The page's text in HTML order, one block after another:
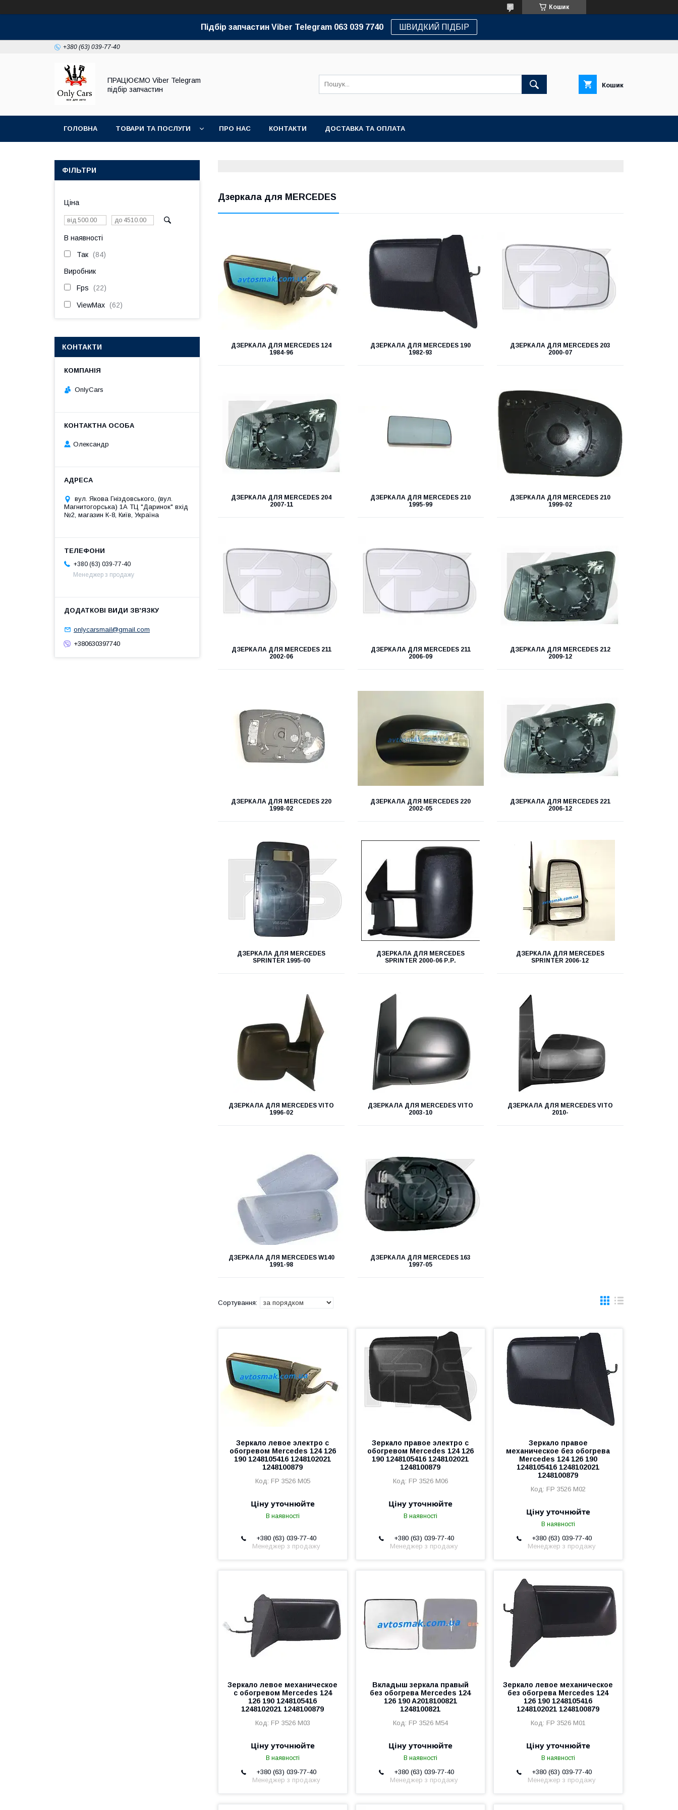
Кошик
Підбір запчастин Viber Telegram 063 039 7740 ШВИДКИЙ ПІДБІР
+380 (63) 039-77-40
ПРАЦЮЄМО Viber Telegram
підбір запчастин
Кошик
ГОЛОВНА ТОВАРИ ТА ПОСЛУГИ ПРО НАС КОНТАКТИ ДОСТАВКА ТА ОПЛАТА
Дзеркала для MERCEDES
ДЗЕРКАЛА ДЛЯ MERCEDES 124
1984-96
ДЗЕРКАЛА ДЛЯ MERCEDES 190
1982-93
ДЗЕРКАЛА ДЛЯ MERCEDES 203
2000-07
ДЗЕРКАЛА ДЛЯ MERCEDES 204
2007-11
ДЗЕРКАЛА ДЛЯ MERCEDES 210
1995-99
ДЗЕРКАЛА ДЛЯ MERCEDES 210
1999-02
ДЗЕРКАЛА ДЛЯ MERCEDES 211
2002-06
ДЗЕРКАЛА ДЛЯ MERCEDES 211
2006-09
ДЗЕРКАЛА ДЛЯ MERCEDES 212
2009-12
ДЗЕРКАЛА ДЛЯ MERCEDES 220
1998-02
ДЗЕРКАЛА ДЛЯ MERCEDES 220
2002-05
ДЗЕРКАЛА ДЛЯ MERCEDES 221
2006-12
ДЗЕРКАЛА ДЛЯ MERCEDES
SPRINTER 1995-00
ДЗЕРКАЛА ДЛЯ MERCEDES
SPRINTER 2000-06 Р.Р.
ДЗЕРКАЛА ДЛЯ MERCEDES
SPRINTER 2006-12
ДЗЕРКАЛА ДЛЯ MERCEDES VITO
1996-02
ДЗЕРКАЛА ДЛЯ MERCEDES VITO
2003-10
ДЗЕРКАЛА ДЛЯ MERCEDES VITO
2010-
ДЗЕРКАЛА ДЛЯ MERCEDES W140
1991-98
ДЗЕРКАЛА ДЛЯ MERCEDES 163
1997-05
Зеркало левое электро с
обогревом Mercedes 124 126
190 1248105416 1248102021
1248100879
FP 3526 M05
Ціну уточнюйте
В наявності
+380 (63) 039-77-40
Менеджер з продажу
Зеркало правое электро с
обогревом Mercedes 124 126
190 1248105416 1248102021
1248100879
FP 3526 M06
Ціну уточнюйте
В наявності
+380 (63) 039-77-40
Менеджер з продажу
Зеркало правое
механическое без обогрева
Mercedes 124 126 190
1248105416 1248102021
1248100879
FP 3526 M02
Ціну уточнюйте
В наявності
+380 (63) 039-77-40
Менеджер з продажу
Зеркало левое механическое
с обогревом Mercedes 124
126 190 1248105416
1248102021 1248100879
FP 3526 M03
Ціну уточнюйте
В наявності
+380 (63) 039-77-40
Менеджер з продажу
Вкладыш зеркала правый
без обогрева Mercedes 124
126 190 A2018100821
1248100821
FP 3526 M54
Ціну уточнюйте
В наявності
+380 (63) 039-77-40
Менеджер з продажу
Зеркало левое механическое
без обогрева Mercedes 124
126 190 1248105416
1248102021 1248100879
FP 3526 M01
Ціну уточнюйте
В наявності
+380 (63) 039-77-40
Менеджер з продажу
ФІЛЬТРИ
Ціна
В наявності
Так 84
Виробник
Fps 22
ViewMax 62
КОНТАКТИ
OnlyCars
Олександр
вул. Якова Гніздовського, (вул.
Магнитогорська) 1А ТЦ "Даринок" вхід
№2, магазин К-8, Київ, Україна
+380 (63) 039-77-40
Менеджер з продажу
onlycarsmail@gmail.com
+380630397740